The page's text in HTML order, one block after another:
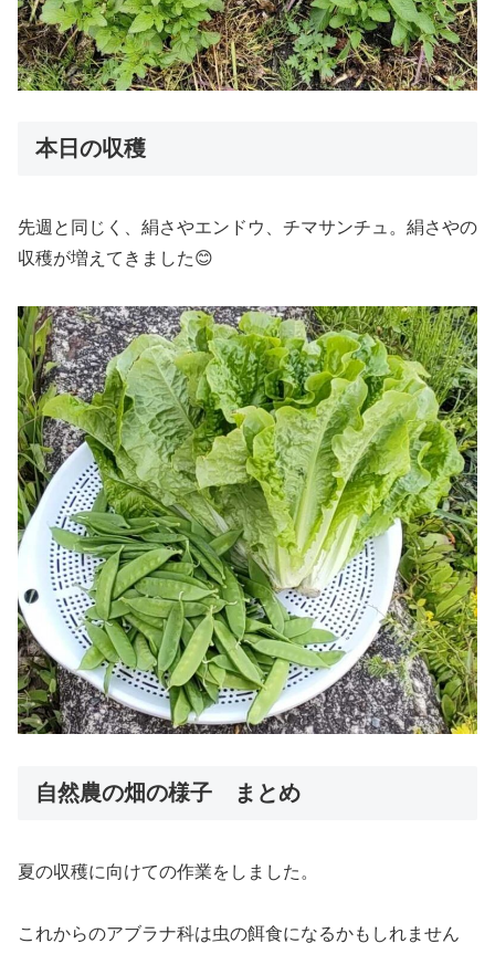
本日の収穫
先週と同じく、絹さやエンドウ、チマサンチュ。絹さやの
収穫が増えてきました😊
自然農の畑の様子 まとめ
夏の収穫に向けての作業をしました。
これからのアブラナ科は虫の餌食になるかもしれません